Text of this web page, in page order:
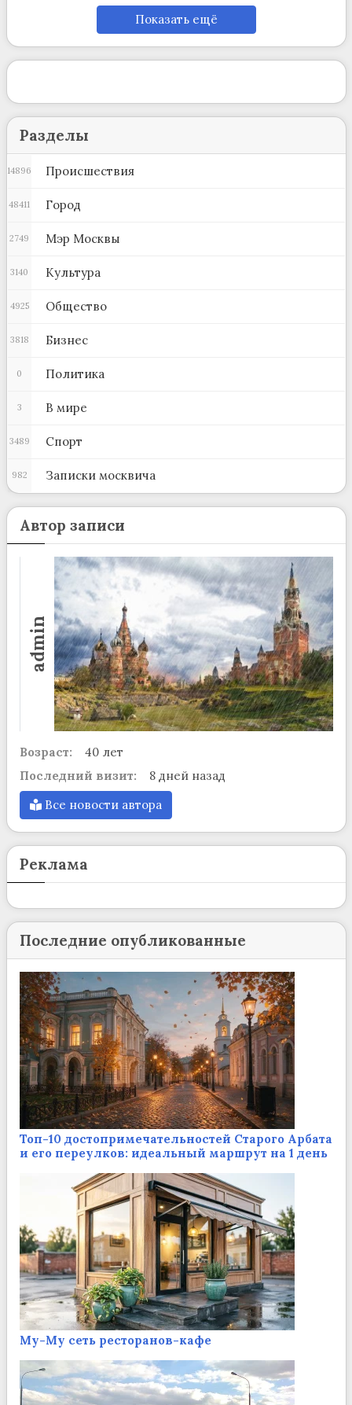
Показать ещё
Разделы
Происшествия
14896
Город
48411
Мэр Москвы
2749
Культура
3140
Общество
4925
Бизнес
3818
Политика
0
В мире
3
Спорт
3489
Записки москвича
982
Автор записи
admin
Возраст:
40 лет
Последний визит:
8 дней назад
Все новости автора
Реклама
Последние опубликованные
Топ-10 достопримечательностей Старого Арбата
и его переулков: идеальный маршрут на 1 день
Му-Му сеть ресторанов-кафе